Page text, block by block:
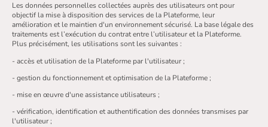
Les données personnelles collectées auprès des utilisateurs ont pour
objectif la mise à disposition des services de la Plateforme, leur
amélioration et le maintien d'un environnement sécurisé. La base légale des
traitements est l’exécution du contrat entre l’utilisateur et la Plateforme.
Plus précisément, les utilisations sont les suivantes :
- accès et utilisation de la Plateforme par l'utilisateur ;
- gestion du fonctionnement et optimisation de la Plateforme ;
- mise en œuvre d'une assistance utilisateurs ;
- vérification, identification et authentification des données transmises par
l'utilisateur ;